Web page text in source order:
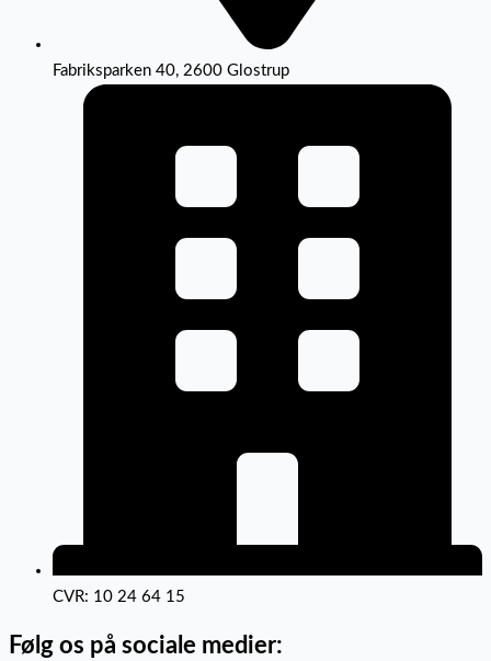
Fabriksparken 40, 2600 Glostrup
CVR: 10 24 64 15
Følg os på sociale medier: